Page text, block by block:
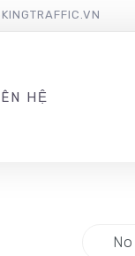
HỆ